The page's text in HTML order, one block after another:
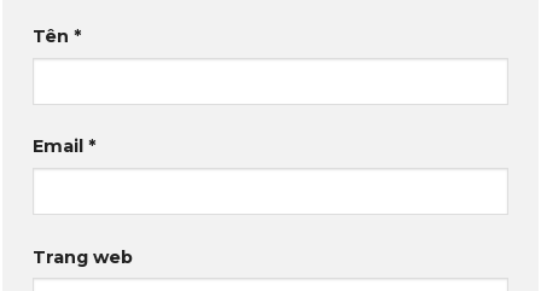
Tên *
Email *
Trang web